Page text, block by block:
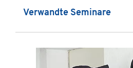
Produktgalerie überspringen
Verwandte Seminare